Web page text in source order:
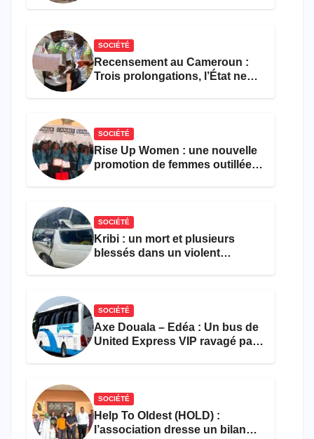
SOCIÉTÉ
Recensement au Cameroun :
Trois prolongations, l’État ne
SOCIÉTÉ
Rise Up Women : une nouvelle
promotion de femmes outillées
SOCIÉTÉ
Kribi : un mort et plusieurs
blessés dans un violent
SOCIÉTÉ
Axe Douala – Edéa : Un bus de
United Express VIP ravagé par
SOCIÉTÉ
Help To Oldest (HOLD) :
l’association dresse un bilan